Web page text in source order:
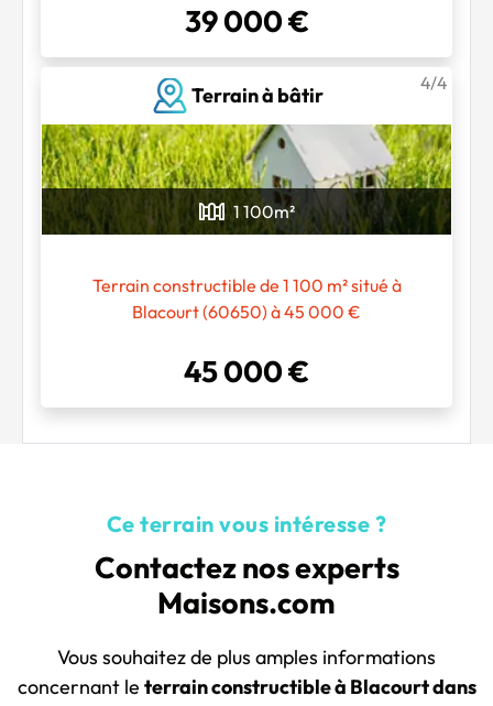
39 000 €
Terrain à bâtir
4/4
1 100m²
Terrain constructible de 1 100 m² situé à
Blacourt (60650) à 45 000 €
45 000 €
Ce terrain vous intéresse ?
Contactez nos experts
Maisons.com
Vous souhaitez de plus amples informations
concernant le terrain constructible à Blacourt dans